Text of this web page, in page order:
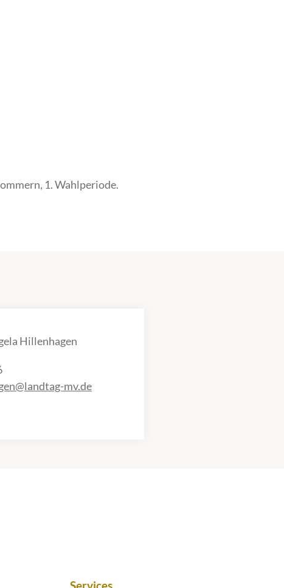
1. Wahlperiode.
Hillenhagen
mv.de